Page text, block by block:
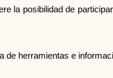
la posibilidad de
de herramientas e